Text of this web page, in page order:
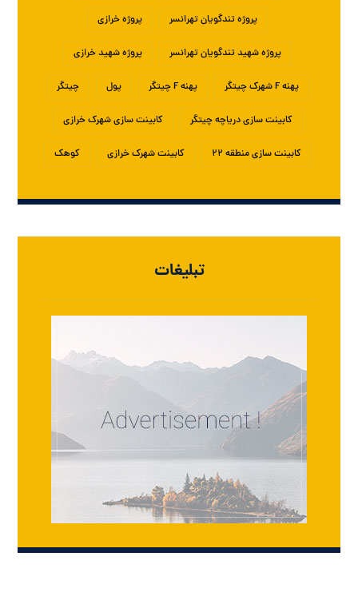
پروژه تندگویان تهرانسر پروژه خرازی
پروژه شهید تندگویان تهرانسر پروژه شهید خرازی
پهنه F شهرک چیتگر پهنه F چیتگر پول چیتگر
کابینت سازی دریاچه چیتگر کابینت سازی شهرک خرازی
کابینت سازی منطقه ۲۲ کابینت شهرک خرازی کوهک
تبلیغات